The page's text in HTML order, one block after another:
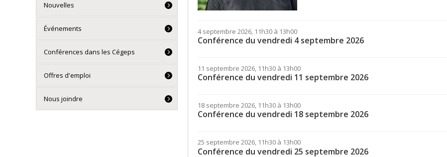
4 septembre 2026, 11h30 à 13h00
Conférence du vendredi 4 septembre 2026
11 septembre 2026, 11h30 à 13h00
Conférence du vendredi 11 septembre 2026
18 septembre 2026, 11h30 à 13h00
Conférence du vendredi 18 septembre 2026
25 septembre 2026, 11h30 à 13h00
Conférence du vendredi 25 septembre 2026
Nouvelles
Événements
Conférences dans les Cégeps
Offres d'emploi
Nous joindre